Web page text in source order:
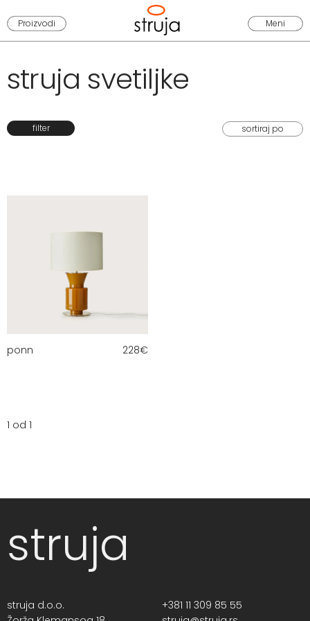
Proizvodi Meni
struja svetiljke
filter
ponn 228€
1 od 1
struja
struja d.o.o.
+381 11 309 85 55